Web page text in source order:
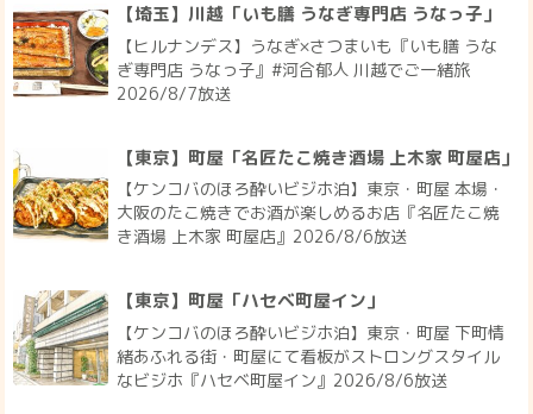
【埼玉】川越「いも膳 うなぎ専門店 うなっ子」
【ヒルナンデス】うなぎ×さつまいも『いも膳 うな
ぎ専門店 うなっ子』#河合郁人 川越でご一緒旅
2026/8/7放送
【東京】町屋「名匠たこ焼き酒場 上木家 町屋店」
【ケンコバのほろ酔いビジホ泊】東京・町屋 本場・
大阪のたこ焼きでお酒が楽しめるお店『名匠たこ焼
き酒場 上木家 町屋店』2026/8/6放送
【東京】町屋「ハセベ町屋イン」
【ケンコバのほろ酔いビジホ泊】東京・町屋 下町情
緒あふれる街・町屋にて看板がストロングスタイル
なビジホ『ハセベ町屋イン』2026/8/6放送